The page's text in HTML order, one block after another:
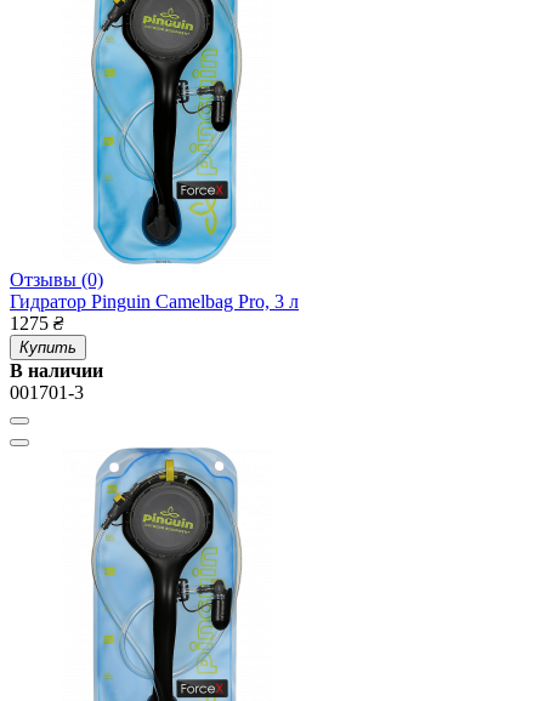
Отзывы (0)
Гидратор Pinguin Camelbag Pro, 3 л
1275 ₴
Купить
В наличии
001701-3